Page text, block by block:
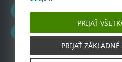
Zákaznícke centrum
ESET HOME
PRIJAŤ
PRIJAŤ